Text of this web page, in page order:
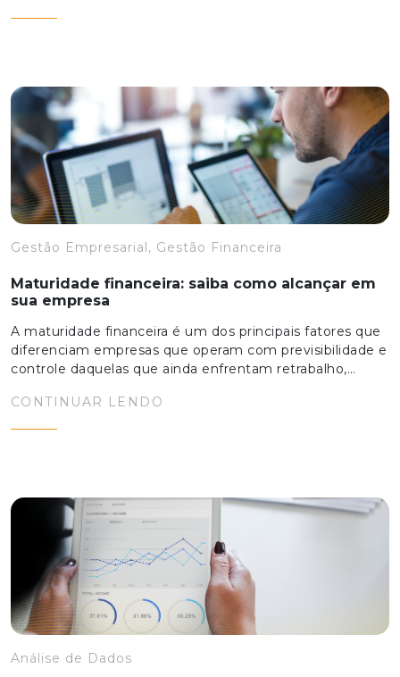
Gestão Empresarial, Gestão Financeira
Maturidade financeira: saiba como alcançar em
sua empresa
A maturidade financeira é um dos principais fatores que
diferenciam empresas que operam com previsibilidade e
controle daquelas que ainda enfrentam retrabalho,…
CONTINUAR LENDO
Análise de Dados